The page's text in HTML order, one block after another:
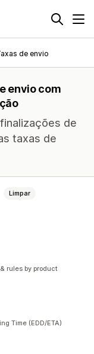
de envio
envio com
de
taxas de
Limpar
rules by product
Time (EDD/ETA)